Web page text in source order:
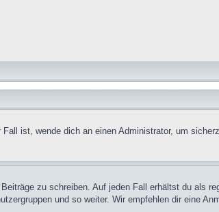
ist, wende dich an einen Administrator, um
zu schreiben. Auf jeden Fall erhältst du als
und so weiter. Wir empfehlen dir eine